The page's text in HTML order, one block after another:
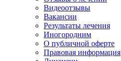
Видеоотзывы
Вакансии
Результаты лечения
Иногородним
О публичной оферте
Правовая информация